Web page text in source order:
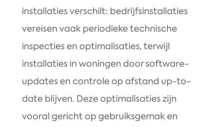
installaties verschilt: bedrijfsinstallaties
vereisen vaak periodieke technische
inspecties en optimalisaties, terwijl
installaties in woningen door software-
updates en controle op afstand up-to-
date blijven. Deze optimalisaties zijn
vooral gericht op gebruiksgemak en